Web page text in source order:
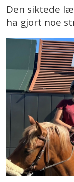
Den siktede
ha gjort noe